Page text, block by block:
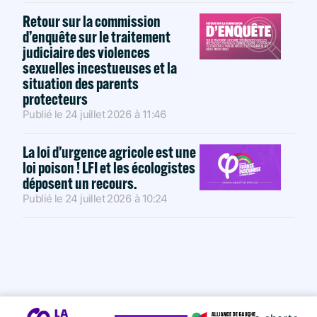
Retour sur la commission
d’enquête sur le traitement
judiciaire des violences
sexuelles incestueuses et la
situation des parents
protecteurs
Publié le 24 juillet 2026 à 11:46
La loi d’urgence agricole est une
loi poison ! LFI et les écologistes
déposent un recours.
Publié le 24 juillet 2026 à 10:24